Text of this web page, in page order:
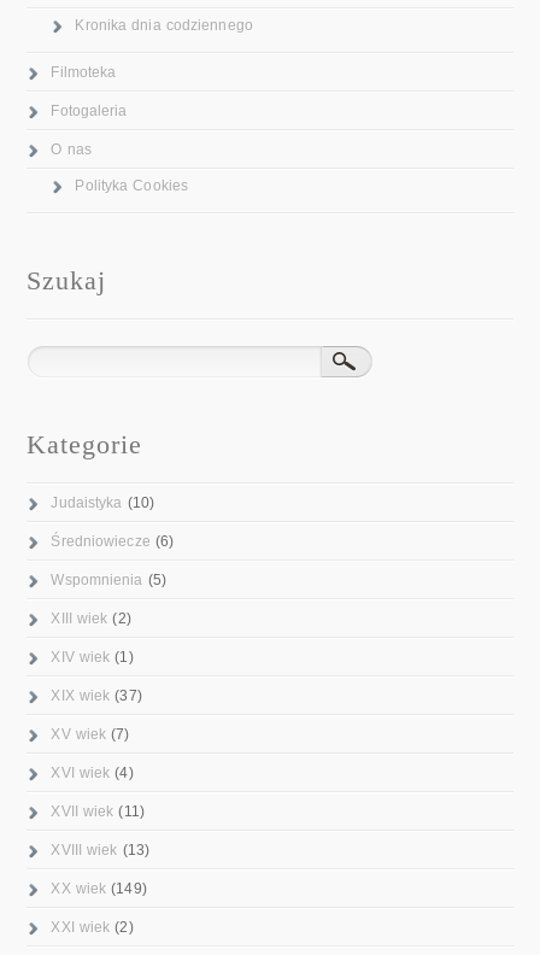
Kronika dnia codziennego
Filmoteka
Fotogaleria
O nas
Polityka Cookies
Szukaj
Kategorie
Judaistyka (10)
Średniowiecze (6)
Wspomnienia (5)
XIII wiek (2)
XIV wiek (1)
XIX wiek (37)
XV wiek (7)
XVI wiek (4)
XVII wiek (11)
XVIII wiek (13)
XX wiek (149)
XXI wiek (2)